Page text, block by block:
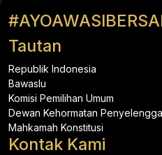
Tautan
Republik Indonesia
Bawaslu
Komisi Pemilihan Umum
Dewan Kehormatan
Mahkamah Konstitusi
Kontak Kami